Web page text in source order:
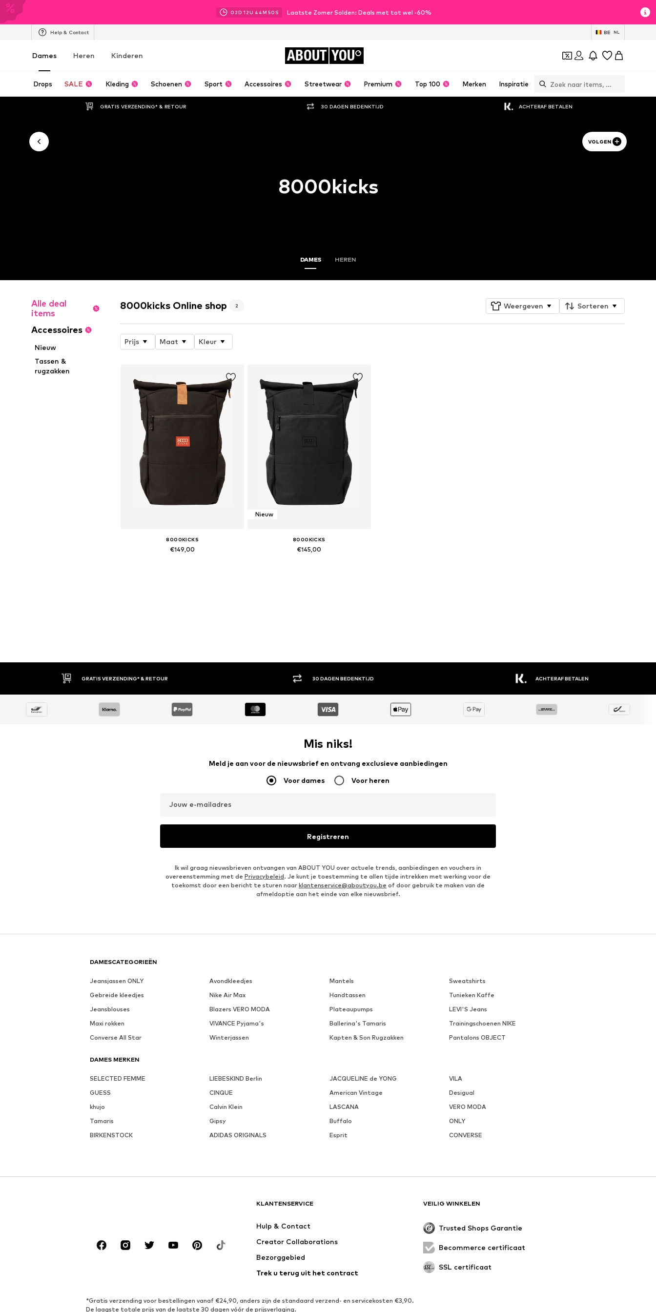
02D 12U 44M 50 S Laatste Zomer Solden: Deals met tot wel -60%
Help & Contact BE NL
Dames Heren Kinderen ABOUT YOU
Drops SALE Kleding Schoenen Sport Accessoires Streetwear Premium Top 100 Merken Inspiratie
GRATIS VERZENDING* & RETOUR 30 DAGEN BEDENKTIJD ACHTERAF BETALEN
VOLGEN
8000kicks
DAMES HEREN
Alle deal
items
Accessoires
Nieuw
Tassen &
rugzakken
8000kicks Online shop 2 Weergeven Sorteren
Prijs Maat Kleur
8000KICKS
€149,00
Nieuw
8000KICKS
€145,00
GRATIS VERZENDING* & RETOUR 30 DAGEN BEDENKTIJD ACHTERAF BETALEN
Mis niks!
Meld je aan voor de nieuwsbrief en ontvang exclusieve aanbiedingen
Voor dames Voor heren
Jouw e-mailadres
Registreren
Ik wil graag nieuwsbrieven ontvangen van ABOUT YOU over actuele trends, aanbiedingen en vouchers in
overeenstemming met de Privacybeleid. Je kunt je toestemming te allen tijde intrekken met werking voor de
toekomst door een bericht te sturen naar klantenservice@aboutyou.be of door gebruik te maken van de
afmeldoptie aan het einde van elke nieuwsbrief.
DAMESCATEGORIEËN
Jeansjassen ONLY Avondkleedjes Mantels
Sweatshirts
Gebreide kleedjes
Nike Air Max Handtassen
Tunieken Kaffe
Jeansblouses
Blazers VERO MODA Plateaupumps
LEVI'S Jeans
Maxi rokken
VIVANCE Pyjama's Ballerina's Tamaris
Trainingschoenen NIKE
Converse All Star
Winterjassen Kapten & Son Rugzakken Pantalons OBJECT
DAMES MERKEN
SELECTED FEMME LIEBESKIND Berlin JACQUELINE de YONG
VILA
GUESS
CINQUE American Vintage
Desigual
khujo
Calvin Klein LASCANA
VERO MODA
Tamaris
Gipsy Buffalo
ONLY
BIRKENSTOCK
ADIDAS ORIGINALS Esprit CONVERSE
KLANTENSERVICE
Hulp & Contact
Creator Collaborations
Bezorggebied
Trek u terug uit het contract
VEILIG WINKELEN
Trusted Shops Garantie
Becommerce certificaat
SSL certificaat
*Gratis verzending voor bestellingen vanaf €24,90, anders zijn de standaard verzend- en servicekosten €3,90.
De laagste totale prijs van de laatste 30 dagen vóór de prijsverlaging.